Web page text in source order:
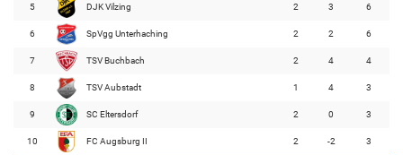
5 DJK Vilzing 2 3 6
6 SpVgg Unterhaching 2 2 6
7 TSV Buchbach 2 4 4
8 TSV Aubstadt 1 4 3
9 SC Eltersdorf 2 0 3
10 FC Augsburg II 2 -2 3